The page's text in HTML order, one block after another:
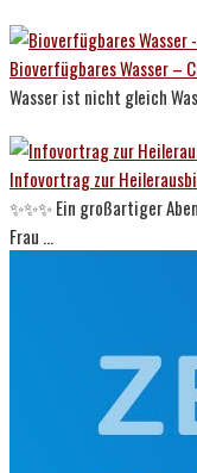
Bioverfügbares Wasser –
Wasser ist nicht gleich
Infovortrag zur
✨✨✨ Ein großartiger
Frau ...